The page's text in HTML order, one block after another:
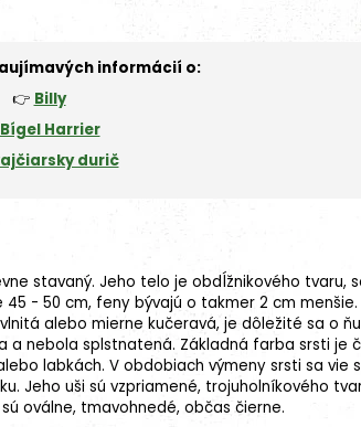
informácií o:
👉 Billy
Bígel Harrier
durič
stavaný. Jeho telo je obdĺžnikového tvaru,
45 - 50 cm, feny bývajú o takmer 2 cm menšie.
alebo mierne kučeravá, je dôležité sa o
nebola splstnatená. Základná farba srsti je
labkách. V obdobiach výmeny srsti sa vie
Jeho uši sú vzpriamené, trojuholníkového
oválne, tmavohnedé, občas čierne.